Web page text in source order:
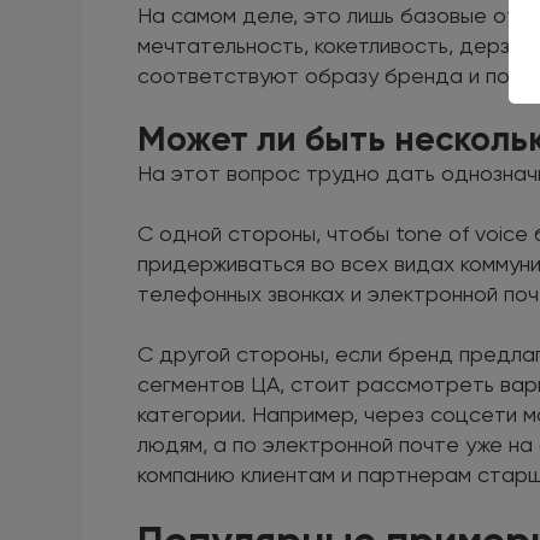
На самом деле, это лишь базовые
мечтательность, кокетливость,
соответствуют образу бренда и
Может ли быть
На этот вопрос трудно дать
С одной стороны, чтобы tone of voice
придерживаться во всех видах
телефонных звонках и электронной
С другой стороны, если бренд
сегментов ЦА, стоит рассмотреть
категории. Например, через
людям, а по электронной почте уже
компанию клиентам и партнерам